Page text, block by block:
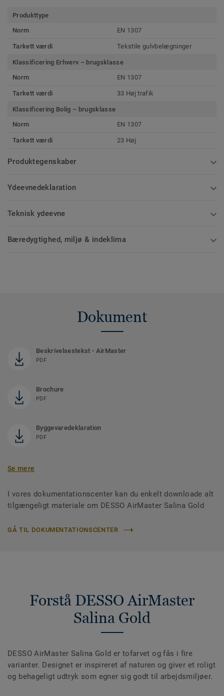
Produkttype
Norm
EN 1307
Tarkett værdi Tekstile gulvbelægninger
Klassificering Erhverv – brugsklasse
Norm
EN 1307
Tarkett værdi 33 Høj trafik
Klassificering Bolig – brugsklasse
Norm
EN 1307
Tarkett værdi 23 Høj
Produktegenskaber
Ydeevnedeklaration
Teknisk ydeevne
Bæredygtighed, miljø & indeklima
Dokument
Beskrivelsestekst - AirMaster
PDF
Brochure
PDF
Byggevaredeklaration
PDF
Se mere
I vores dokumentationscenter kan du enkelt downloade alt
tilgængeligt materiale om DESSO AirMaster Salina Gold
GÅ TIL DOKUMENTATIONSCENTER
Forstå DESSO AirMaster
Salina Gold
DESSO AirMaster Salina Gold er tofarvet og fås i fire
varianter. Designet er inspireret af naturen og giver et roligt
og behageligt udtryk som egner sig godt til arbejdsmiljøer.